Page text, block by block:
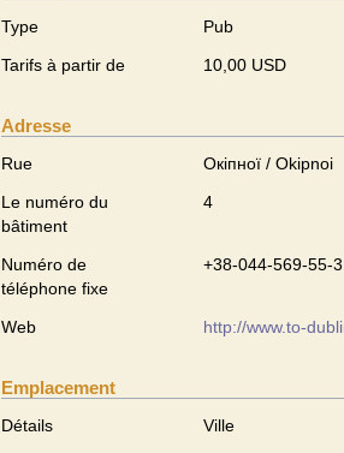
Type
Pub
Tarifs à partir de
10,00 USD
Adresse
Rue
Окіпної / Okipnoi
Le numéro du
bâtiment
4
Numéro de
téléphone fixe
+38-044-569-55-
Web http://www.to-
Emplacement
Détails
Ville